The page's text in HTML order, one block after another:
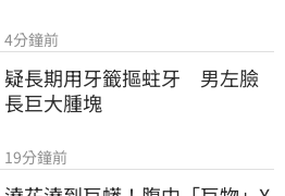
4分鐘前
疑長期用牙籤摳蛀牙　男左臉
長巨大腫塊
19分鐘前